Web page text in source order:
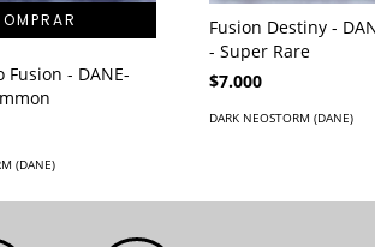
Fusion - DANE-
(DANE)
Fusion Destiny -
- Super Rare
$7.000
DARK NEOSTORM (DANE)